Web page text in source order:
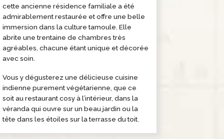
cette ancienne résidence familiale a été
admirablement restaurée et offre une belle
immersion dans la culture tamoule. Elle
abrite une trentaine de chambres très
agréables, chacune étant unique et décorée
avec soin.
Vous y dégusterez une délicieuse cuisine
indienne purement végétarienne, que ce
soit au restaurant cosy à l’intérieur, dans la
véranda qui ouvre sur un beau jardin ou la
tête dans les étoiles sur la terrasse du toit.